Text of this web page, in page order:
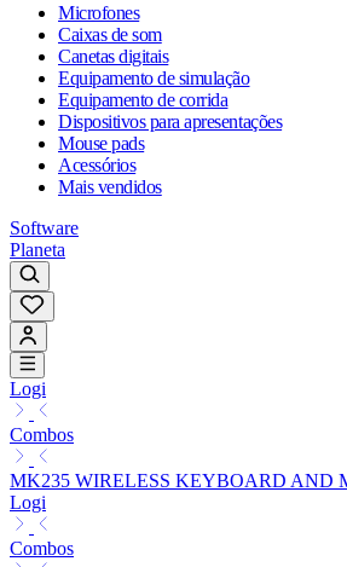
Microfones
Caixas de som
Canetas digitais
Equipamento de simulação
Equipamento de corrida
Dispositivos para apresentações
Mouse pads
Acessórios
Mais vendidos
Software
Planeta
Logi
Combos
MK235 WIRELESS KEYBOARD AND
Logi
Combos